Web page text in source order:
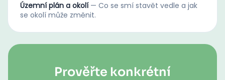
Územní plán a okolí — Co se smí stavět vedle a jak
se okolí může změnit.
Prověřte konkrétní